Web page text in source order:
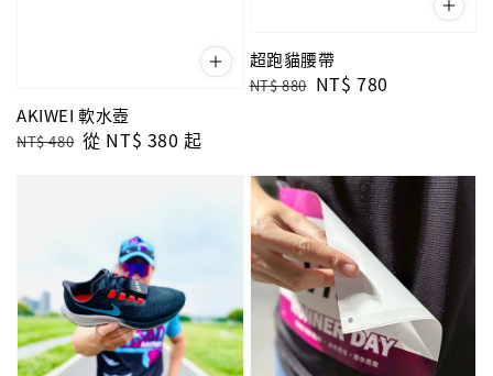
AKIWEI 軟水壺
Regular
NT$ 480 Sale
從 NT$ 380 起
超跑貓腰帶
Regular
NT$ 880 Sale
NT$ 780